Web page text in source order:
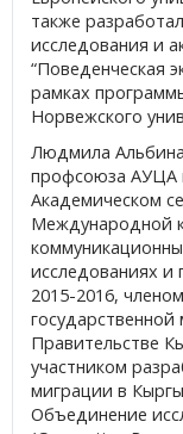
также
исследования и
“Поведенческая
рамках
Норвежского
Людмила
профсоюза АУЦА
Академическом
Международной
исследованиях
2015-2016,
Правительстве
участником
миграции в
Объединение